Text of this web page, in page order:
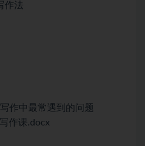
作法
作中最常遇到的问题
作课.docx